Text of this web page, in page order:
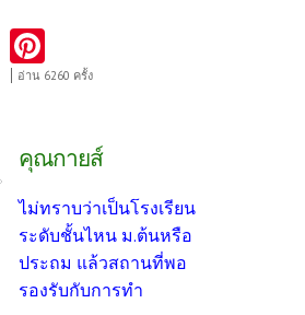
nt
es
t
อ่าน 6260 ครั้ง
คุณกายส์
ไม่ทราบว่าเป็นโรงเรียน
ระดับชั้นไหน ม.ต้นหรือ
ประถม แล้วสถานที่พอ
รองรับกับการทำ